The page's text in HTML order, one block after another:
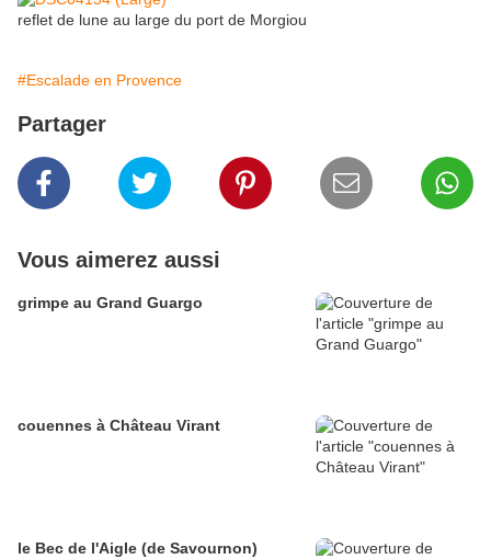
reflet de lune au large du port de Morgiou
#Escalade en Provence
Partager
Vous aimerez aussi
grimpe au Grand Guargo
couennes à Château Virant
le Bec de l'Aigle (de Savournon)